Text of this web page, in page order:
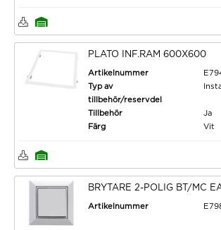
PLATO INF.RAM 600X600
Artikelnummer
Typ av
tillbehör/reservdel
Tillbehör
Ja
Färg
Vit
BRYTARE 2-POLIG BT/MC
Artikelnummer